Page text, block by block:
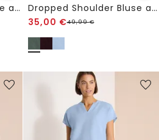
Dropped Shoulder Bluse aus Leinenmix
Dropped Shoulder Bluse aus Leinenmix
35,00 €49,99€